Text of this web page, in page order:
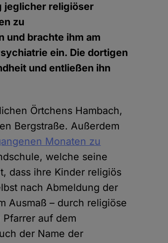
jeglicher religiöser
zu
und brachte ihm am
ein. Die dortigen
und entließen ihn
Örtchens Hambach,
Bergstraße. Außerdem
Monaten zu
welche seine
dass ihre Kinder religiös
nach Abmeldung der
Ausmaß – durch religiöse
auf dem
der Name der